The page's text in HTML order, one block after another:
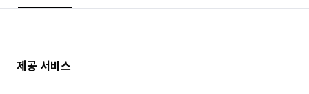
제공 서비스